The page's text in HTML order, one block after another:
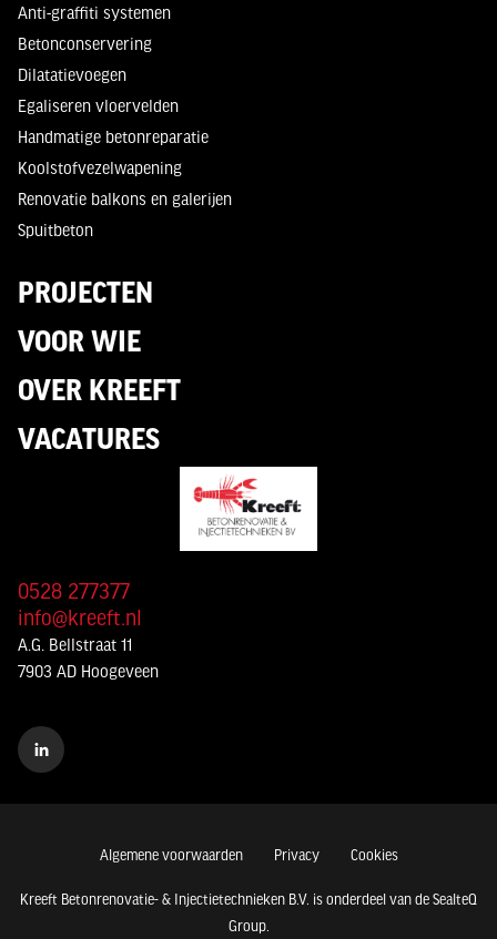
Anti-graffiti systemen
Betonconservering
Dilatatievoegen
Egaliseren vloervelden
Handmatige betonreparatie
Koolstofvezelwapening
Renovatie balkons en galerijen
Spuitbeton
PROJECTEN
VOOR WIE
OVER KREEFT
VACATURES
0528 277377
info@kreeft.nl
A.G. Bellstraat 11
7903 AD Hoogeveen
Algemene voorwaarden Privacy Cookies
Kreeft Betonrenovatie- & Injectietechnieken B.V. is onderdeel van de SealteQ
Group.